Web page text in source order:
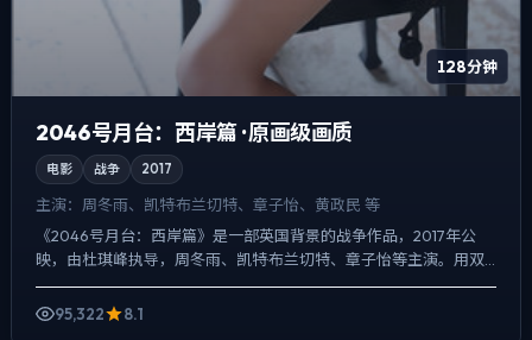
128分钟
2046号月台：西岸篇 · 原画级画质
电影 战争 2017
主演： 周冬雨、凯特·布兰切特、章子怡、黄政民 等
《2046号月台：西岸篇》是一部英国背景的战争作品，2017年公
映，由杜琪峰执导，周冬雨、凯特·布兰切特、章子怡等主演。用双
线叙事把过去与现在拧成一股绳，爱情线并不喧宾夺主，却...
95,322
8.1